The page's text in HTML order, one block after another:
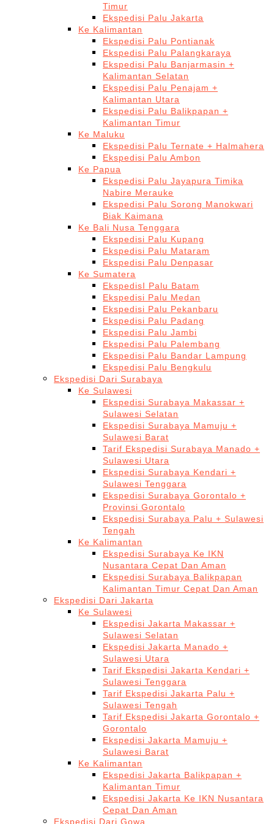
Timur
Ekspedisi Palu Jakarta
Ke Kalimantan
Ekspedisi Palu Pontianak
Ekspedisi Palu Palangkaraya
Ekspedisi Palu Banjarmasin +
Kalimantan Selatan
Ekspedisi Palu Penajam +
Kalimantan Utara
Ekspedisi Palu Balikpapan +
Kalimantan Timur
Ke Maluku
Ekspedisi Palu Ternate + Halmahera
Ekspedisi Palu Ambon
Ke Papua
Ekspedisi Palu Jayapura Timika
Nabire Merauke
Ekspedisi Palu Sorong Manokwari
Biak Kaimana
Ke Bali Nusa Tenggara
Ekspedisi Palu Kupang
Ekspedisi Palu Mataram
Ekspedisi Palu Denpasar
Ke Sumatera
EkspedisI Palu Batam
Ekspedisi Palu Medan
Ekspedisi Palu Pekanbaru
Ekspedisi Palu Padang
Ekspedisi Palu Jambi
Ekspedisi Palu Palembang
Ekspedisi Palu Bandar Lampung
Ekspedisi Palu Bengkulu
Ekspedisi Dari Surabaya
Ke Sulawesi
Ekspedisi Surabaya Makassar +
Sulawesi Selatan
Ekspedisi Surabaya Mamuju +
Sulawesi Barat
Tarif Ekspedisi Surabaya Manado +
Sulawesi Utara
Ekspedisi Surabaya Kendari +
Sulawesi Tenggara
Ekspedisi Surabaya Gorontalo +
Provinsi Gorontalo
Ekspedisi Surabaya Palu + Sulawesi
Tengah
Ke Kalimantan
Ekspedisi Surabaya Ke IKN
Nusantara Cepat Dan Aman
Ekspedisi Surabaya Balikpapan
Kalimantan Timur Cepat Dan Aman
Ekspedisi Dari Jakarta
Ke Sulawesi
Ekspedisi Jakarta Makassar +
Sulawesi Selatan
Ekspedisi Jakarta Manado +
Sulawesi Utara
Tarif Ekspedisi Jakarta Kendari +
Sulawesi Tenggara
Tarif Ekspedisi Jakarta Palu +
Sulawesi Tengah
Tarif Ekspedisi Jakarta Gorontalo +
Gorontalo
Ekspedisi Jakarta Mamuju +
Sulawesi Barat
Ke Kalimantan
Ekspedisi Jakarta Balikpapan +
Kalimantan Timur
Ekspedisi Jakarta Ke IKN Nusantara
Cepat Dan Aman
Ekspedisi Dari Gowa